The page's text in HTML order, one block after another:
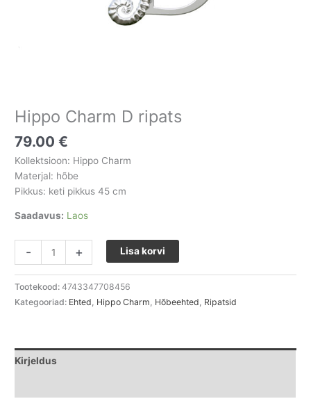
Hippo Charm D ripats
79.00€
Kollektsioon: Hippo Charm
Materjal: hõbe
Pikkus: keti pikkus 45 cm
Saadavus: Laos
- + Lisa korvi
Tootekood:4743347708456
Kategooriad: Ehted, Hippo Charm, Hõbeehted, Ripatsid
Kirjeldus